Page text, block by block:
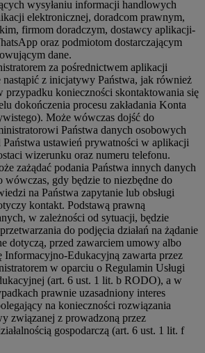
wysyłaniu informacji handlowych
elektronicznej, doradcom prawnym,
firmom doradczym, dostawcy aplikacji-
oraz podmiotom dostarczającym
dane.
za pośrednictwem aplikacji
z inicjatywy Państwa, jak również
przypadku konieczności skontaktowania się
dokończenia procesu zakładania Konta
Może wówczas dojść do
Państwa danych osobowych
Państwa ustawień prywatności w aplikacji
wizerunku oraz numeru telefonu.
zażądać podania Państwa innych danych
gdy będzie to niezbędne do
na Państwa zapytanie lub obsługi
kontakt. Podstawą prawną
w zależności od sytuacji, będzie
do podjęcia działań na żądanie
dotyczą, przed zawarciem umowy albo
Informacyjno-Edukacyjną zawarta przez
w oparciu o Regulamin Usługi
(art. 6 ust. 1 lit. b RODO), a w
prawnie uzasadniony interes
na konieczności rozwiązania
związanej z prowadzoną przez
gospodarczą (art. 6 ust. 1 lit. f